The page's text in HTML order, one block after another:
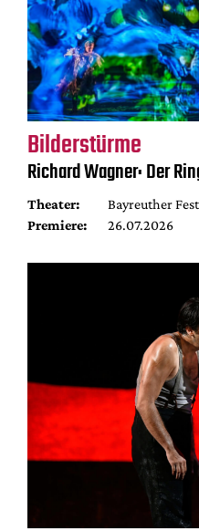
Bilderstürme
Richard Wagner: Der
Theater:
Bayreuther
Premiere:
26.07.2026